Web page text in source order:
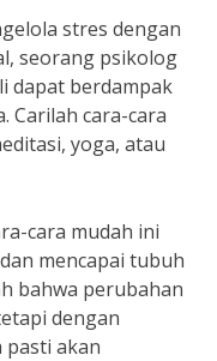
stres dengan
seorang psikolog
dapat berdampak
Carilah cara-cara
yoga, atau
cara mudah ini
mencapai tubuh
bahwa perubahan
dengan
pasti akan